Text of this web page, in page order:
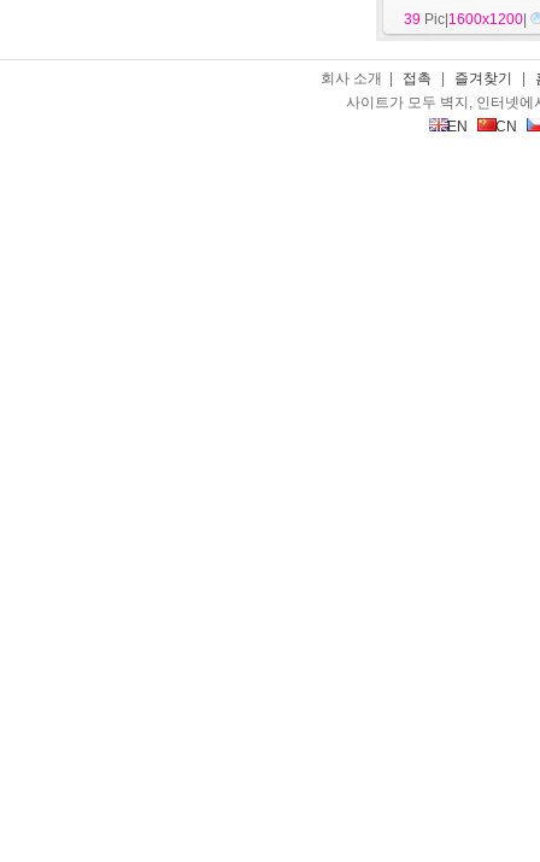
39 Pic| 1600x1200
회사 소개 | 접촉 즐겨찾기
사이트가 모두 벽지, 인터넷
EN
CN